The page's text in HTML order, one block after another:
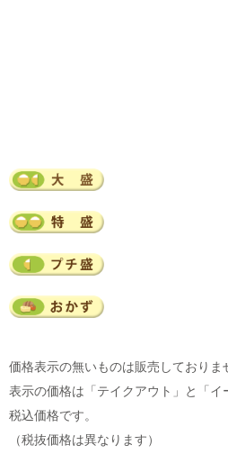
価格表示の無いものは販売しておりま
表示の価格は「テイクアウト」と「
税込価格です。
（税抜価格は異なります）